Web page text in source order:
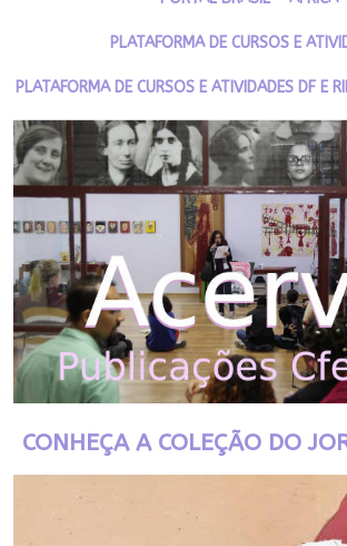
PLATAFORMA DE CURSOS E
PLATAFORMA DE CURSOS E ATIVIDADES DF E
CONHEÇA A COLEÇÃO DO